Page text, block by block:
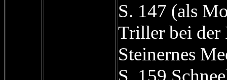
S. 147 (als
Triller bei der
Steinernes
S. 159